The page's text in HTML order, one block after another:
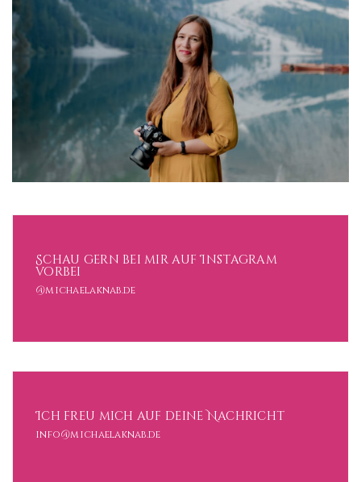
Schau gern bei mir auf Instagram
vorbei
@michaelaknab.de
Ich freu mich auf deine Nachricht
info@michaelaknab.de